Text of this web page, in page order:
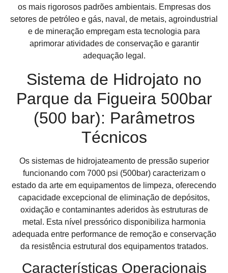
os mais rigorosos padrões ambientais. Empresas dos
setores de petróleo e gás, naval, de metais, agroindustrial
e de mineração empregam esta tecnologia para
aprimorar atividades de conservação e garantir
adequação legal.
Sistema de Hidrojato no
Parque da Figueira 500bar
(500 bar): Parâmetros
Técnicos
Os sistemas de hidrojateamento de pressão superior
funcionando com 7000 psi (500bar) caracterizam o
estado da arte em equipamentos de limpeza, oferecendo
capacidade excepcional de eliminação de depósitos,
oxidação e contaminantes aderidos às estruturas de
metal. Esta nível pressórico disponibiliza harmonia
adequada entre performance de remoção e conservação
da resistência estrutural dos equipamentos tratados.
Características Operacionais